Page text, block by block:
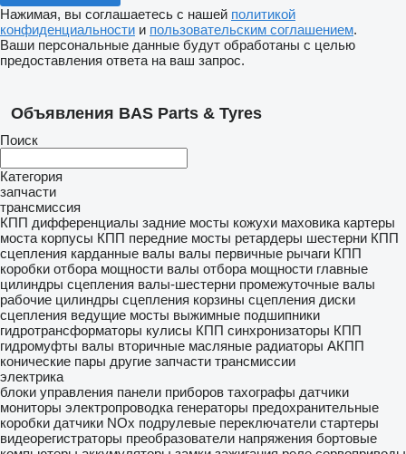
Нажимая, вы соглашаетесь с нашей политикой
конфиденциальности и пользовательским соглашением.
Ваши персональные данные будут обработаны с целью
предоставления ответа на ваш запрос.
Объявления BAS Parts & Tyres
Поиск
Категория
запчасти
трансмиссия
КПП дифференциалы задние мосты кожухи маховика картеры
моста корпусы КПП передние мосты ретардеры шестерни КПП
сцепления карданные валы валы первичные рычаги КПП
коробки отбора мощности валы отбора мощности главные
цилиндры сцепления валы-шестерни промежуточные валы
рабочие цилиндры сцепления корзины сцепления диски
сцепления ведущие мосты выжимные подшипники
гидротрансформаторы кулисы КПП синхронизаторы КПП
гидромуфты валы вторичные масляные радиаторы АКПП
конические пары другие запчасти трансмиссии
электрика
блоки управления панели приборов тахографы датчики
мониторы электропроводка генераторы предохранительные
коробки датчики NOx подрулевые переключатели стартеры
видеорегистраторы преобразователи напряжения бортовые